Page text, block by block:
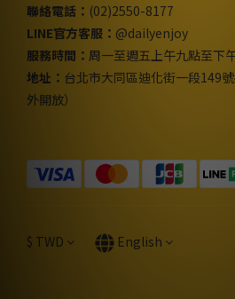
聯絡電話： (02)2550-8177
LINE官方客服： @dailyenjoy
服務時間： 周一至週五上午九點至下
地址： 台北市大同區迪化街一段149
外開放）
$ TWD English